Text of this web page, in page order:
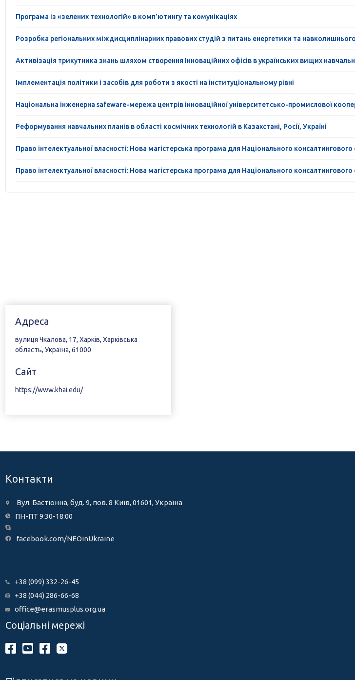
Програма із «зелених технологій» в комп’ютингу та комунікаціях
Розробка регіональних міждисциплінарних правових студій з питань енергетики та
Активізація трикутника знань шляхом створення Інноваційних офісів в українських вищих
Імплементація політики і засобів для роботи з якості на інституціональному рівні
Національна інженерна safeware-мережа центрів інноваційної університетсько-промислової
Реформування навчальних планів в області космічних технологій в Казахстані, Росії, Україні
Право інтелектуальної власності: Нова магістерська програма для Національного
Право інтелектуальної власності: Нова магістерська програма для Національного
Адреса
вулиця Чкалова, 17, Харків, Харківська
область, Україна, 61000
Сайт
https://www.khai.edu/
Контакти
Вул. Бастіонна, буд. 9, пов. 8 Київ, 01601, Україна
ПН-ПТ 9:30-18:00
facebook.com/NEOinUkraine
+38 (099) 332-26-45
+38 (044) 286-66-68
office@erasmusplus.org.ua
Соціальні мережі